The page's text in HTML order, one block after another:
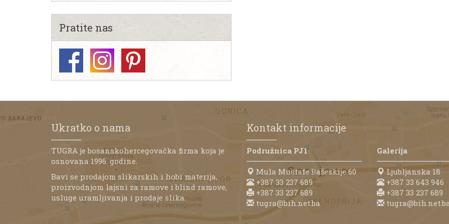
Pratite nas
Ukratko o nama
TUGRA je bosanskohercegovačka firma koja je
osnovana 1996. godine.
Bavi se prodajom slikarskih i hobi materija,
proizvodnjom lajsni za ramove i blind ramove,
usluge uramljivanja i prodaje slika.
Kontakt informacije
Podružnica PJ1
Mula Mustafe Bašeskije 60
+387 33 237 689
+387 33 237 689
tugra@bih.net.ba
Galerija
Ljubljanska 18
+387 33 643 946
+387 33 237 689